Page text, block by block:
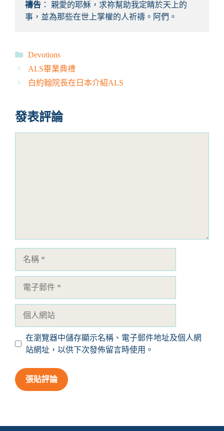
禱告 ： 親愛的耶穌，求祢幫助我定睛於天上的
事，並為那些在世上掌權的人祈禱。阿們。
分
類
Devotions
ALS畢業典禮
白約翰院長在日本介紹ALS
發表評論
郵
站
在瀏覽器中儲存顯示名稱、電子郵件地址及個人網
站網址，以供下次發佈留言時使用。